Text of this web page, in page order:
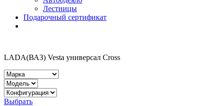
Лестницы
Подарочный сертификат
LADA(ВАЗ) Vesta универсал Cross
Выбрать